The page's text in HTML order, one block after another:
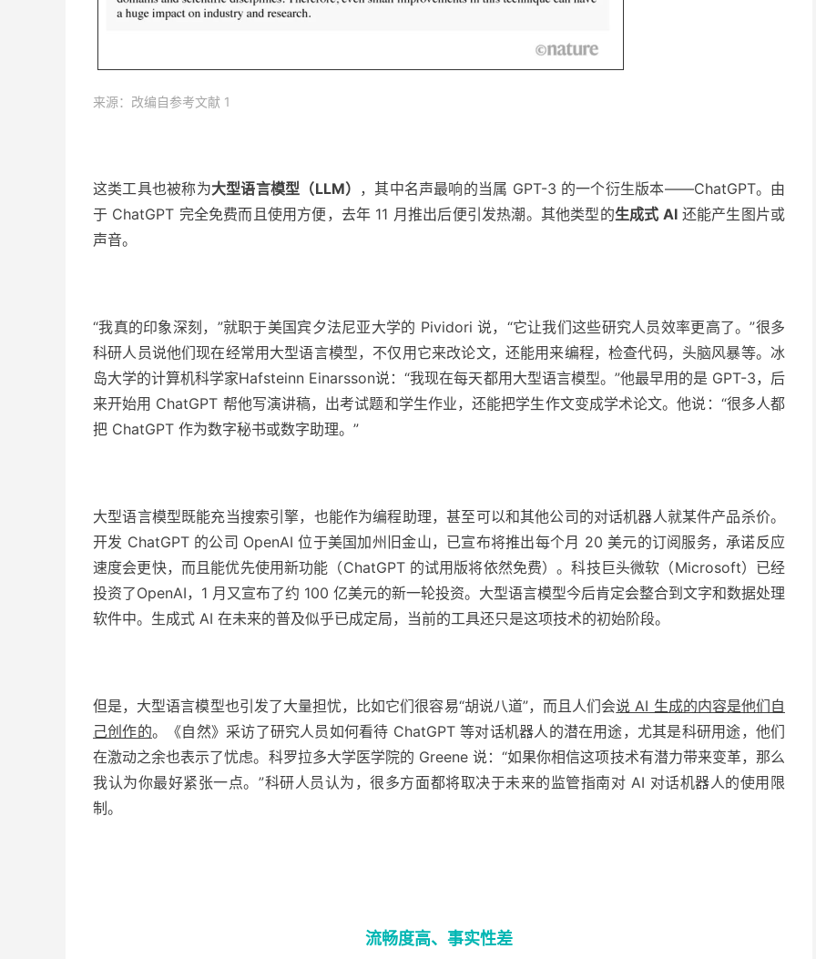
来源：改编自参考文献 1
这类工具也被称为大型语言模型（LLM） ，其中名声最响的当属 GPT-3 的一个衍生版本——ChatGPT。由
于 ChatGPT 完全免费而且使用方便，去年 11 月推出后便引发热潮。其他类型的生成式 AI还能产生图片或
声音。
“我真的印象深刻，”就职于美国宾夕法尼亚大学的 Pividori 说，“它让我们这些研究人员效率更高了。”很多
科研人员说他们现在经常用大型语言模型，不仅用它来改论文，还能用来编程，检查代码，头脑风暴等。冰
岛大学的计算机科学家Hafsteinn Einarsson说：“我现在每天都用大型语言模型。”他最早用的是 GPT-3，后
来开始用 ChatGPT 帮他写演讲稿，出考试题和学生作业，还能把学生作文变成学术论文。他说：“很多人都
把 ChatGPT 作为数字秘书或数字助理。”
大型语言模型既能充当搜索引擎，也能作为编程助理，甚至可以和其他公司的对话机器人就某件产品杀价。
开发 ChatGPT 的公司 OpenAI 位于美国加州旧金山，已宣布将推出每个月 20 美元的订阅服务，承诺反应
速度会更快，而且能优先使用新功能（ChatGPT 的试用版将依然免费）。科技巨头微软（Microsoft）已经
投资了OpenAI，1 月又宣布了约 100 亿美元的新一轮投资。 大型语言模型今后肯定会整合到文字和数据处理
软件中。生成式 AI 在未来的普及似乎已成定局，当前的工具还只是这项技术的初始阶段。
但是， 大型语言模型也引发了大量担忧，比如它们很容易“胡说八道”，而且人们会说 AI 生成的内容是他们自
己创作的。《自然》采访了研究人员如何看待 ChatGPT 等对话机器人的潜在用途，尤其是科研用途，他们
在激动之余也表示了忧虑。科罗拉多大学医学院的 Greene 说：“如果你相信这项技术有潜力带来变革，那么
我认为你最好紧张一点。”科研人员认为，很多方面都将取决于未来的监管指南对 AI 对话机器人的使用限
制。
流畅度高、事实性差